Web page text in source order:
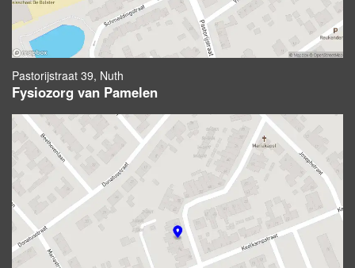
Pastorijstraat 39, Nuth
Fysiozorg van Pamelen